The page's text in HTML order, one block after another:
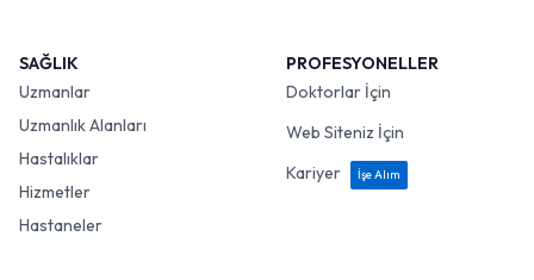
SAĞLIK
Uzmanlar
Uzmanlık Alanları
Hastalıklar
Hizmetler
Hastaneler
PROFESYONELLER
Doktorlar İçin
Web Siteniz İçin
Kariyer
İşe Alım